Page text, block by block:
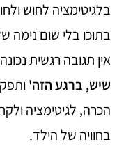
בלגיטימציה לחוש
בתוכו בלי שום נימה
אין תגובה רגשית
שיש, ברגע הזה'
הכרה, לגיטימציה
בחוויה של הילד.